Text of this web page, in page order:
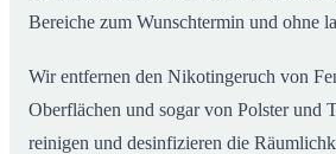
Bereiche zum Wunschtermin und ohne
Wir entfernen den Nikotingeruch von
Oberflächen und sogar von Polster und
reinigen und desinfizieren die